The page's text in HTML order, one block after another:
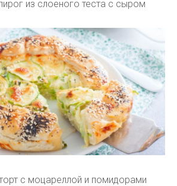
из слоеного теста с сыром
с моцареллой и помидорами